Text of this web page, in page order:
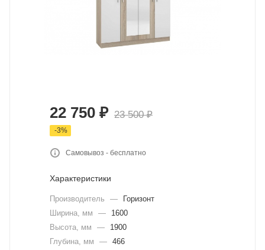
22 750 ₽ 23 500₽
-3%
Самовывоз - бесплатно
Характеристики
Производитель —
Горизонт
Ширина, мм
—
1600
Высота, мм
—
1900
Глубина, мм
— 466